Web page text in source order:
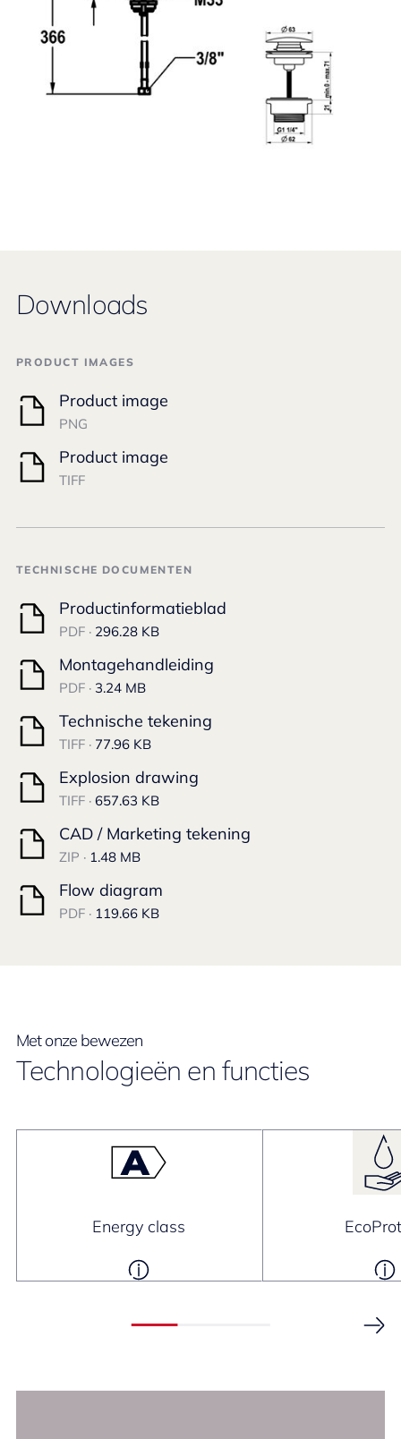
Downloads
PRODUCT IMAGES
Product image
PNG
Product image
TIFF
TECHNISCHE DOCUMENTEN
Productinformatieblad
PDF · 296.28 KB
Montagehandleiding
PDF · 3.24 MB
Technische tekening
TIFF · 77.96 KB
Explosion drawing
TIFF · 657.63 KB
CAD / Marketing tekening
ZIP · 1.48 MB
Flow diagram
PDF · 119.66 KB
Met onze bewezen
Technologieën en functies
Energy class